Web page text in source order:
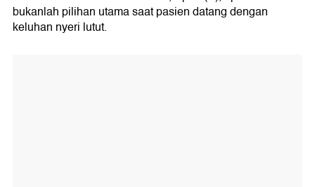
bukanlah pilihan utama saat pasien datang dengan
keluhan nyeri lutut.